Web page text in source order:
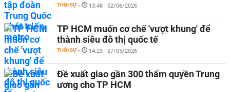
THỜI SỰ - 13:48 | 02/06/2026
TP HCM muốn cơ chế 'vượt khung' để
thành siêu đô thị quốc tế
THỜI SỰ - 14:23 | 27/05/2026
Đề xuất giao gần 300 thẩm quyền Trung
ương cho TP HCM